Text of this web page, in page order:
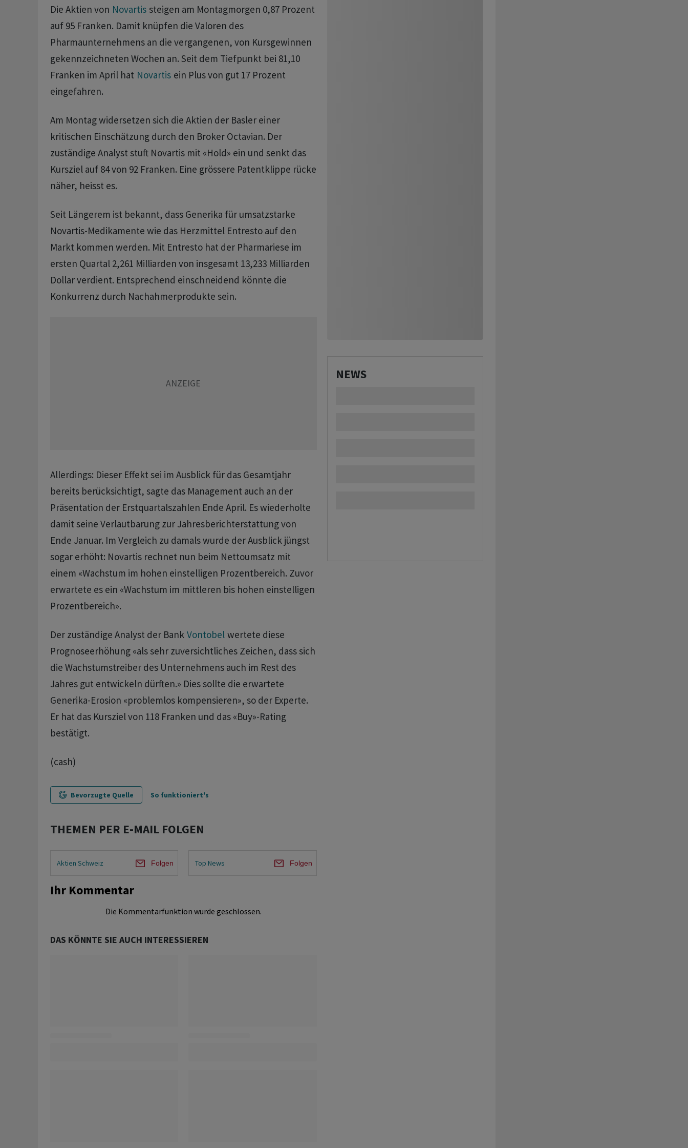
Die Aktien von Novartis steigen am Montagmorgen 0,87 Prozent
auf 95 Franken. Damit knüpfen die Valoren des
Pharmaunternehmens an die vergangenen, von Kursgewinnen
gekennzeichneten Wochen an. Seit dem Tiefpunkt bei 81,10
Franken im April hat Novartis ein Plus von gut 17 Prozent
eingefahren.
Am Montag widersetzen sich die Aktien der Basler einer
kritischen Einschätzung durch den Broker Octavian. Der
zuständige Analyst stuft Novartis mit «Hold» ein und senkt das
Kursziel auf 84 von 92 Franken. Eine grössere Patentklippe rücke
näher, heisst es.
Seit Längerem ist bekannt, dass Generika für umsatzstarke
Novartis-Medikamente wie das Herzmittel Entresto auf den
Markt kommen werden. Mit Entresto hat der Pharmariese im
ersten Quartal 2,261 Milliarden von insgesamt 13,233 Milliarden
Dollar verdient. Entsprechend einschneidend könnte die
Konkurrenz durch Nachahmerprodukte sein.
Allerdings: Dieser Effekt sei im Ausblick für das Gesamtjahr
bereits berücksichtigt, sagte das Management auch an der
Präsentation der Erstquartalszahlen Ende April. Es wiederholte
damit seine Verlautbarung zur Jahresberichterstattung von
Ende Januar. Im Vergleich zu damals wurde der Ausblick jüngst
sogar erhöht: Novartis rechnet nun beim Nettoumsatz mit
einem «Wachstum im hohen einstelligen Prozentbereich. Zuvor
erwartete es ein «Wachstum im mittleren bis hohen einstelligen
Prozentbereich».
Der zuständige Analyst der Bank Vontobel wertete diese
Prognoseerhöhung «als sehr zuversichtliches Zeichen, dass sich
die Wachstumstreiber des Unternehmens auch im Rest des
Jahres gut entwickeln dürften.» Dies sollte die erwartete
Generika-Erosion «problemlos kompensieren», so der Experte.
Er hat das Kursziel von 118 Franken und das «Buy»-Rating
bestätigt.
(cash)
Bevorzugte Quelle So funktioniert's
THEMEN PER E-MAIL FOLGEN
Aktien Schweiz Folgen Top News Folgen
Ihr Kommentar
Die Kommentarfunktion wurde geschlossen.
DAS KÖNNTE SIE AUCH INTERESSIEREN
NEWS